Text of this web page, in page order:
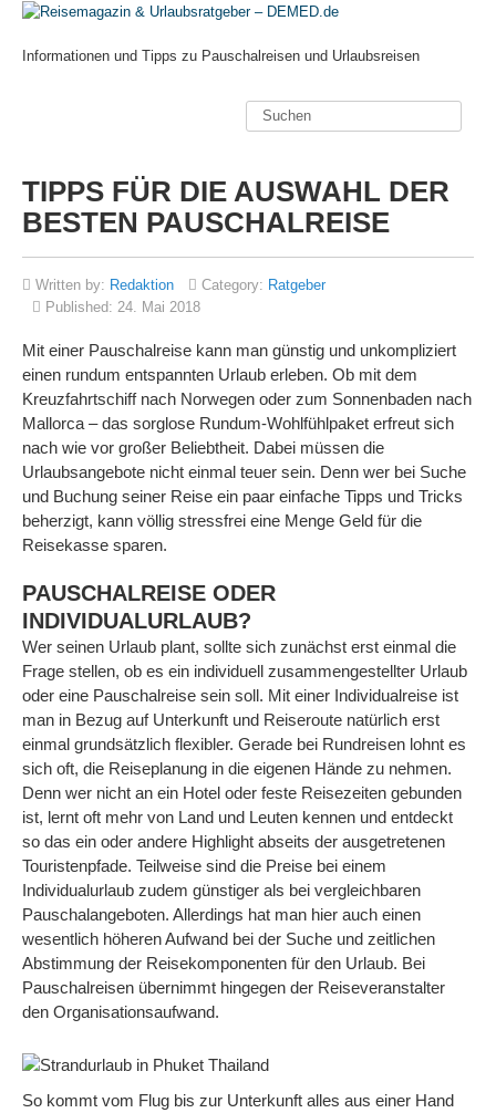
Informationen und Tipps zu Pauschalreisen und Urlaubsreisen
TIPPS FÜR DIE AUSWAHL DER
BESTEN PAUSCHALREISE
Written by: Redaktion Category: Ratgeber
Published: 24. Mai 2018
Mit einer Pauschalreise kann man günstig und unkompliziert
einen rundum entspannten Urlaub erleben. Ob mit dem
Kreuzfahrtschiff nach Norwegen oder zum Sonnenbaden nach
Mallorca – das sorglose Rundum-Wohlfühlpaket erfreut sich
nach wie vor großer Beliebtheit. Dabei müssen die
Urlaubsangebote nicht einmal teuer sein. Denn wer bei Suche
und Buchung seiner Reise ein paar einfache Tipps und Tricks
beherzigt, kann völlig stressfrei eine Menge Geld für die
Reisekasse sparen.
PAUSCHALREISE ODER
INDIVIDUALURLAUB?
Wer seinen Urlaub plant, sollte sich zunächst erst einmal die
Frage stellen, ob es ein individuell zusammengestellter Urlaub
oder eine Pauschalreise sein soll. Mit einer Individualreise ist
man in Bezug auf Unterkunft und Reiseroute natürlich erst
einmal grundsätzlich flexibler. Gerade bei Rundreisen lohnt es
sich oft, die Reiseplanung in die eigenen Hände zu nehmen.
Denn wer nicht an ein Hotel oder feste Reisezeiten gebunden
ist, lernt oft mehr von Land und Leuten kennen und entdeckt
so das ein oder andere Highlight abseits der ausgetretenen
Touristenpfade. Teilweise sind die Preise bei einem
Individualurlaub zudem günstiger als bei vergleichbaren
Pauschalangeboten. Allerdings hat man hier auch einen
wesentlich höheren Aufwand bei der Suche und zeitlichen
Abstimmung der Reisekomponenten für den Urlaub. Bei
Pauschalreisen übernimmt hingegen der Reiseveranstalter
den Organisationsaufwand.
So kommt vom Flug bis zur Unterkunft alles aus einer Hand